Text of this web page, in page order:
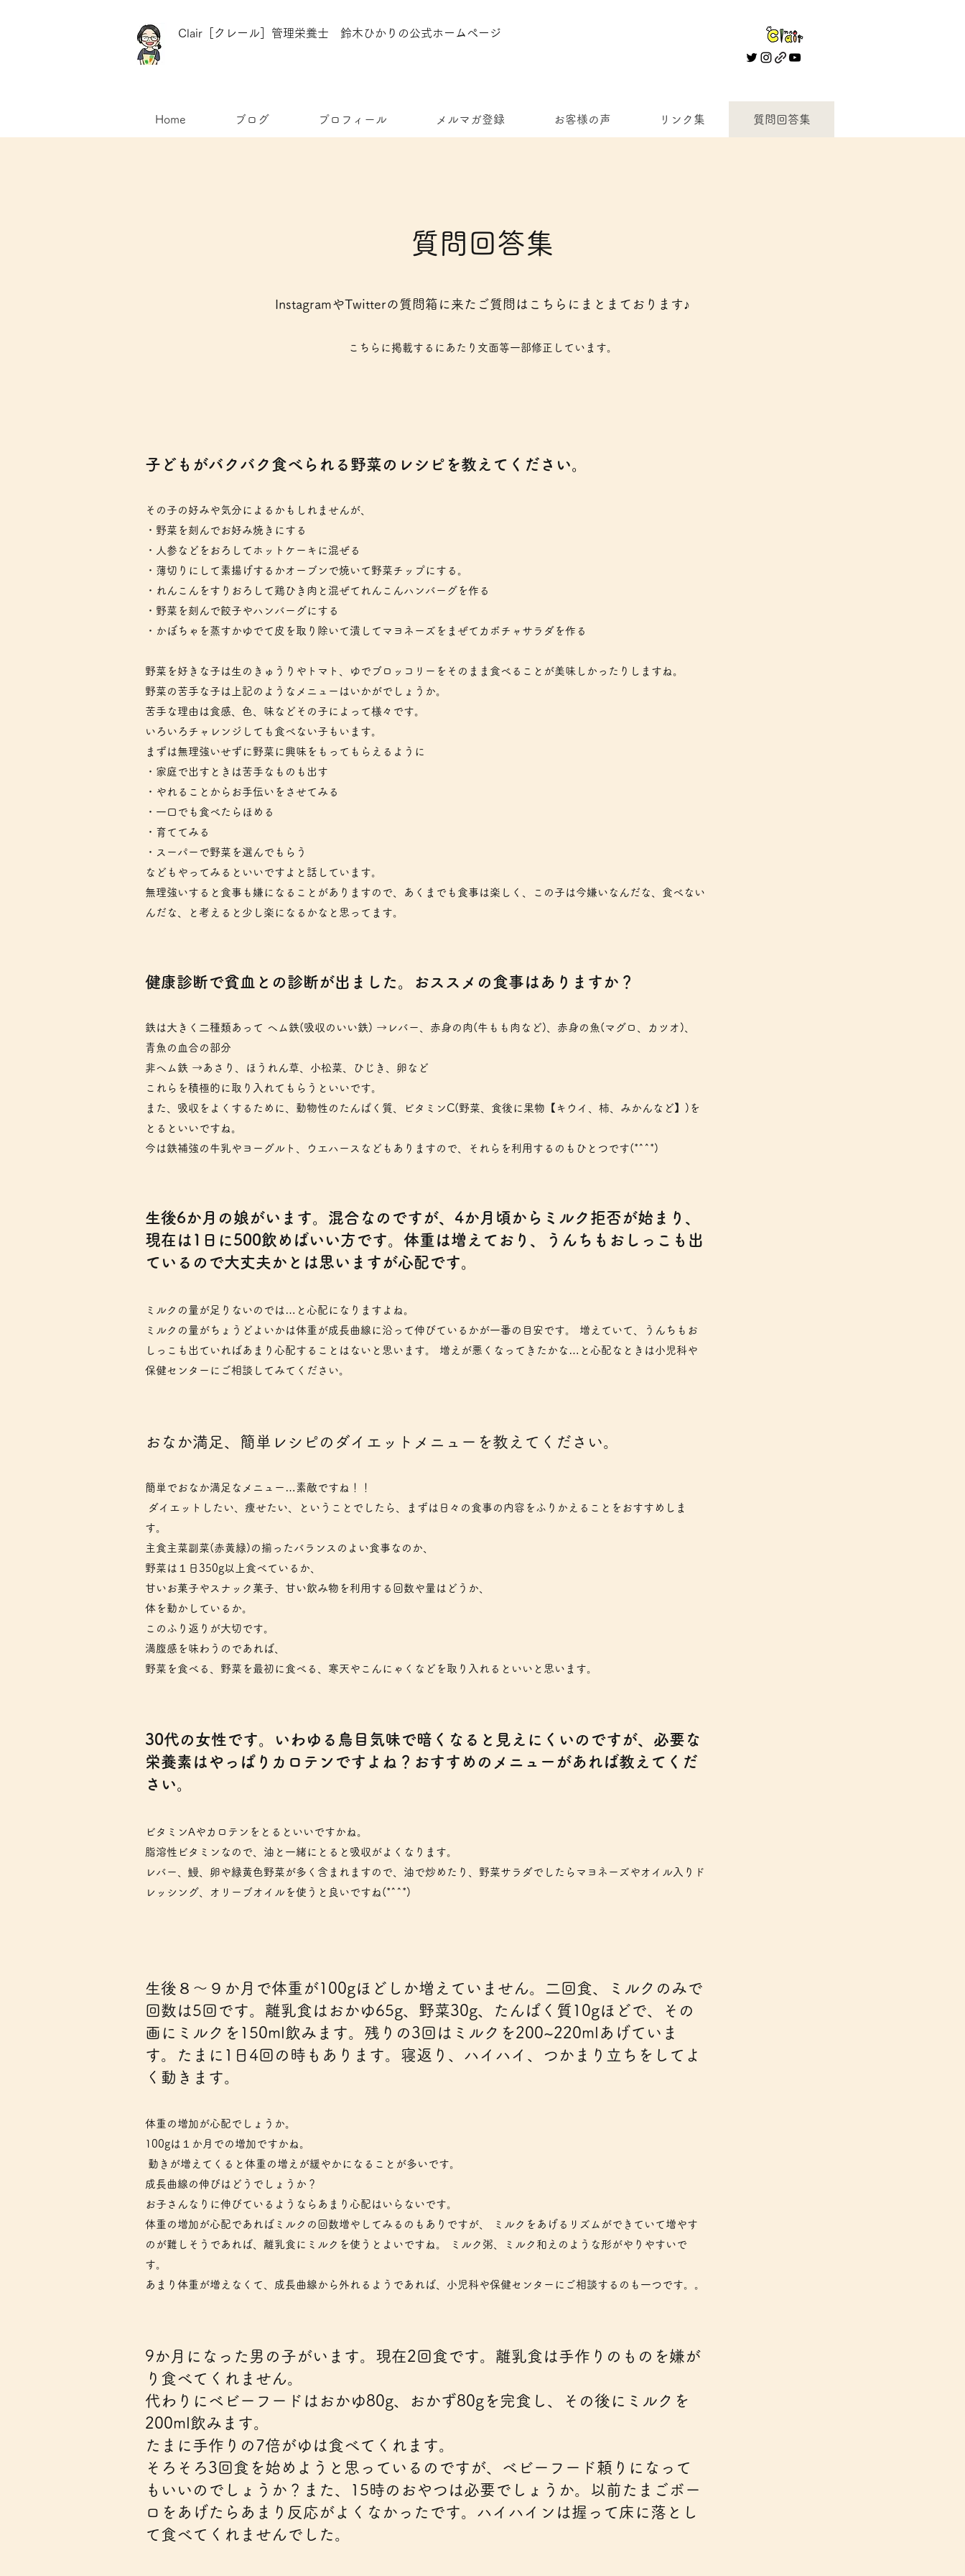
Clair［クレール］管理栄養士 鈴木ひかりの公式ホームページ
Home ブログ プロフィール メルマガ登録 お客様の声 リンク集 質問回答集
質問回答集​
Instagramや​Twitterの質問箱に来たご質問はこちらにまとまております♪
​こちらに掲載するにあたり文面等一部修正しています。
​子どもがバクバク食べられる野菜のレシピを教えてください。
その子の好みや気分によるかもしれませんが、
・野菜を刻んでお好み焼きにする
・人参などをおろしてホットケーキに混ぜる
・薄切りにして素揚げするかオーブンで焼いて野菜チップにする。
・れんこんをすりおろして鶏ひき肉と混ぜてれんこんハンバーグを作る
・野菜を刻んで餃子やハンバーグにする
・かぼちゃを蒸すかゆでて皮を取り除いて潰してマヨネーズをまぜてカボチャサラダを作る
野菜を好きな子は生のきゅうりやトマト、ゆでブロッコリーをそのまま食べることが美味しかったりしますね。
野菜の苦手な子は上記のようなメニューはいかがでしょうか。
苦手な理由は食感、色、味などその子によって様々です。
いろいろチャレンジしても食べない子もいます。
まずは無理強いせずに野菜に興味をもってもらえるように
・家庭で出すときは苦手なものも出す
・やれることからお手伝いをさせてみる
・一口でも食べたらほめる
・育ててみる
・スーパーで野菜を選んでもらう
などもやってみるといいですよと話しています。
無理強いすると食事も嫌になることがありますので、あくまでも食事は楽しく、この子は今嫌いなんだな、食べない
んだな、と考えると少し楽になるかなと思ってます。
​健康診断で貧血との診断が出ました。おススメの食事はありますか？
鉄は大きく二種類あって ヘム鉄(吸収のいい鉄) →レバー、赤身の肉(牛もも肉など)、赤身の魚(マグロ、カツオ)、
青魚の血合の部分
非ヘム鉄 →あさり、ほうれん草、小松菜、ひじき、卵など
これらを積極的に取り入れてもらうといいです。
また、吸収をよくするために、動物性のたんぱく質、ビタミンC(野菜、食後に果物【キウイ、柿、みかんなど】)を
とるといいですね。
今は鉄補強の牛乳やヨーグルト、ウエハースなどもありますので、それらを利用するのもひとつです(*^^*)
​生後6か月の娘がいます。混合なのですが、4か月頃からミルク拒否が始まり、
現在は1日に500飲めばいい方です。体重は増えており、うんちもおしっこも出
ているので大丈夫かとは思いますが心配です。
ミルクの量が足りないのでは…と心配になりますよね。
ミルクの量がちょうどよいかは体重が成長曲線に沿って伸びているかが一番の目安です。 増えていて、うんちもお
しっこも出ていればあまり心配することはないと思います。 増えが悪くなってきたかな…と心配なときは小児科や
保健センターにご相談してみてください。
​おなか満足、簡単レシピのダイエットメニューを教えてください。
簡単でおなか満足なメニュー…素敵ですね！！
ダイエットしたい、痩せたい、ということでしたら、まずは日々の食事の内容をふりかえることをおすすめしま
す。
主食主菜副菜(赤黄緑)の揃ったバランスのよい食事なのか、
野菜は１日350g以上食べているか、
甘いお菓子やスナック菓子、甘い飲み物を利用する回数や量はどうか、
体を動かしているか。
このふり返りが大切です。
満腹感を味わうのであれば、
野菜を食べる、野菜を最初に食べる、寒天やこんにゃくなどを取り入れるといいと思います。
​30代の女性です。いわゆる鳥目気味で暗くなると見えにくいのですが、必要な
栄養素はやっぱりカロテンですよね？おすすめのメニューがあれば教えてくだ
さい。
ビタミンAやカロテンをとるといいですかね。
脂溶性ビタミンなので、油と一緒にとると吸収がよくなります。
レバー、鰻、卵や緑黄色野菜が多く含まれますので、油で炒めたり、野菜サラダでしたらマヨネーズやオイル入りド
レッシング、オリーブオイルを使うと良いですね(*^^*)
​​生後８～９か月で体重が100gほどしか増えていません。二回食、ミルクのみで
回数は5回です。離乳食はおかゆ65g、野菜30g、たんぱく質10gほどで、その
画にミルクを150ml飲みます。残りの3回はミルクを200~220mlあげていま
す。たまに1日4回の時もあります。寝返り、ハイハイ、つかまり立ちをしてよ
く動きます。
体重の増加が心配でしょうか。
100gは１か月での増加ですかね。
動きが増えてくると体重の増えが緩やかになることが多いです。
成長曲線の伸びはどうでしょうか？
お子さんなりに伸びているようならあまり心配はいらないです。
体重の増加が心配であればミルクの回数増やしてみるのもありですが、 ミルクをあげるリズムができていて増やす
のが難しそうであれば、離乳食にミルクを使うとよいですね。 ミルク粥、ミルク和えのような形がやりやすいで
す。
あまり体重が増えなくて、成長曲線から外れるようであれば、小児科や保健センターにご相談するのも一つです。。
9か月になった男の子がいます。現在2回食です。離乳食は手作りのものを嫌が
り食べてくれません。
代わりにベビーフードはおかゆ80g、おかず80gを完食し、その後にミルクを
200ml飲みます。
たまに手作りの7倍がゆは食べてくれます。
そろそろ3回食を始めようと思っているのですが、ベビーフード頼りになって
もいいのでしょうか？また、15時のおやつは必要でしょうか。以前たまごボー
ロをあげたらあまり反応がよくなかったです。ハイハインは握って床に落とし
て食べてくれませんでした。